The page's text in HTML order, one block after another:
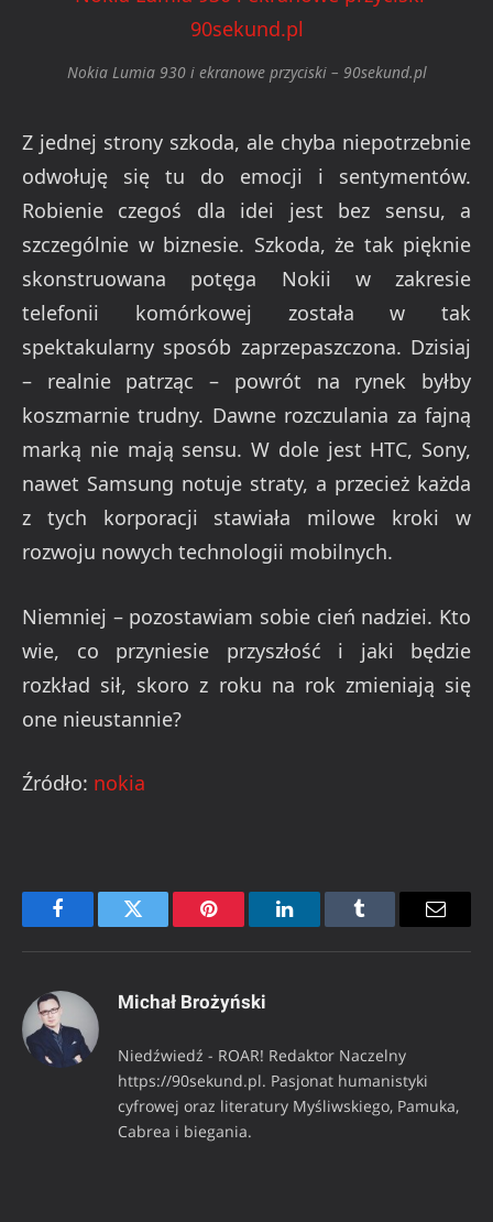
Nokia Lumia 930 i ekranowe przyciski – 90sekund.pl
Z jednej strony szkoda, ale chyba niepotrzebnie
odwołuję się tu do emocji i sentymentów.
Robienie czegoś dla idei jest bez sensu, a
szczególnie w biznesie. Szkoda, że tak pięknie
skonstruowana potęga Nokii w zakresie
telefonii komórkowej została w tak
spektakularny sposób zaprzepaszczona. Dzisiaj
– realnie patrząc – powrót na rynek byłby
koszmarnie trudny. Dawne rozczulania za fajną
marką nie mają sensu. W dole jest HTC, Sony,
nawet Samsung notuje straty, a przecież każda
z tych korporacji stawiała milowe kroki w
rozwoju nowych technologii mobilnych.
Niemniej – pozostawiam sobie cień nadziei. Kto
wie, co przyniesie przyszłość i jaki będzie
rozkład sił, skoro z roku na rok zmieniają się
one nieustannie?
Źródło: nokia
FacebookTwitter Pinterest LinkedInTumblr Email
Michał Brożyński
Niedźwiedź - ROAR! Redaktor Naczelny
https://90sekund.pl. Pasjonat humanistyki
cyfrowej oraz literatury Myśliwskiego, Pamuka,
Cabrea i biegania.